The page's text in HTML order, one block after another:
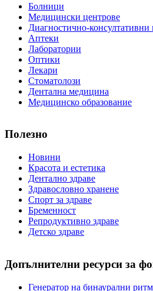
Болници
Медицински центрове
Диагностично-
Аптеки
Лаборатории
Оптики
Лекари
Стоматолози
Дентална медицина
Медицинско образование
Полезно
Новини
Красота и естетика
Дентално здраве
Здравословно хранене
Спорт за здраве
Бременност
Репродуктивно здраве
Детско здраве
Допълнителни ресурси за
Генератор на бинаурални